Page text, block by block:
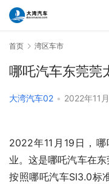
首页 湾区车市
哪吒汽车东莞莞
大湾汽车02 • 2022年11
2022年11月19日，
业。这是哪吒汽车在
按照哪吒汽车SI3.0标